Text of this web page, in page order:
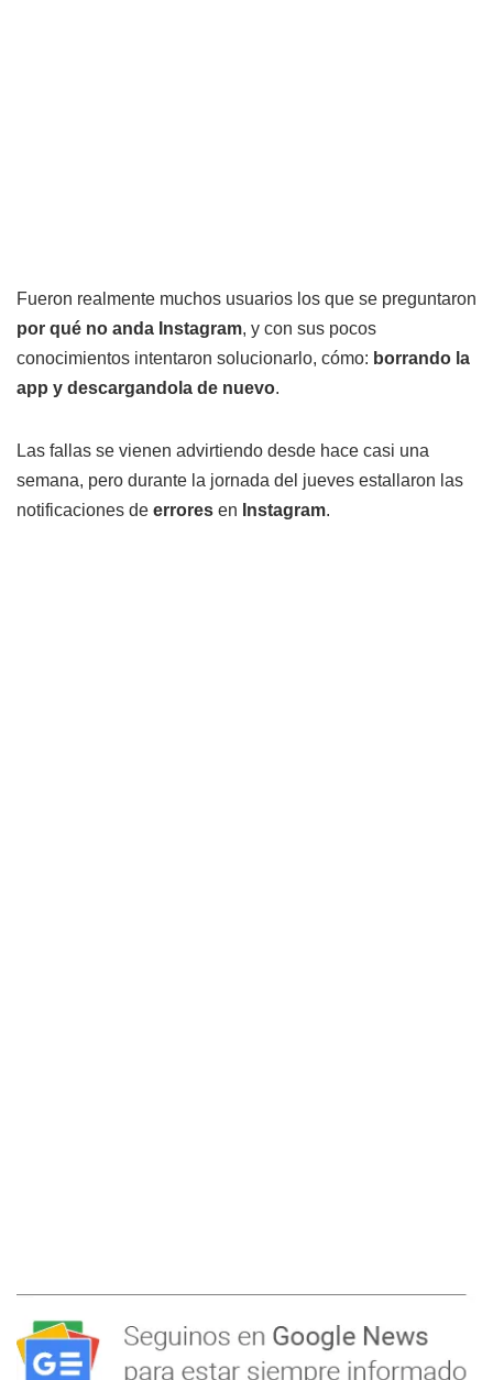
Fueron realmente muchos usuarios los que se preguntaron
por qué no anda Instagram, y con sus pocos
conocimientos intentaron solucionarlo, cómo: borrando la
app y descargandola de nuevo.
Las fallas se vienen advirtiendo desde hace casi una
semana, pero durante la jornada del jueves estallaron las
notificaciones de errores en Instagram.